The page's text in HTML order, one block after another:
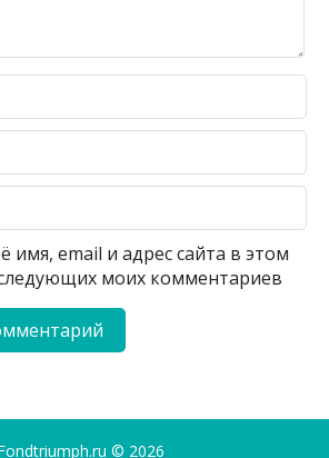
имя, email и адрес сайта в этом
моих комментариев
© 2026